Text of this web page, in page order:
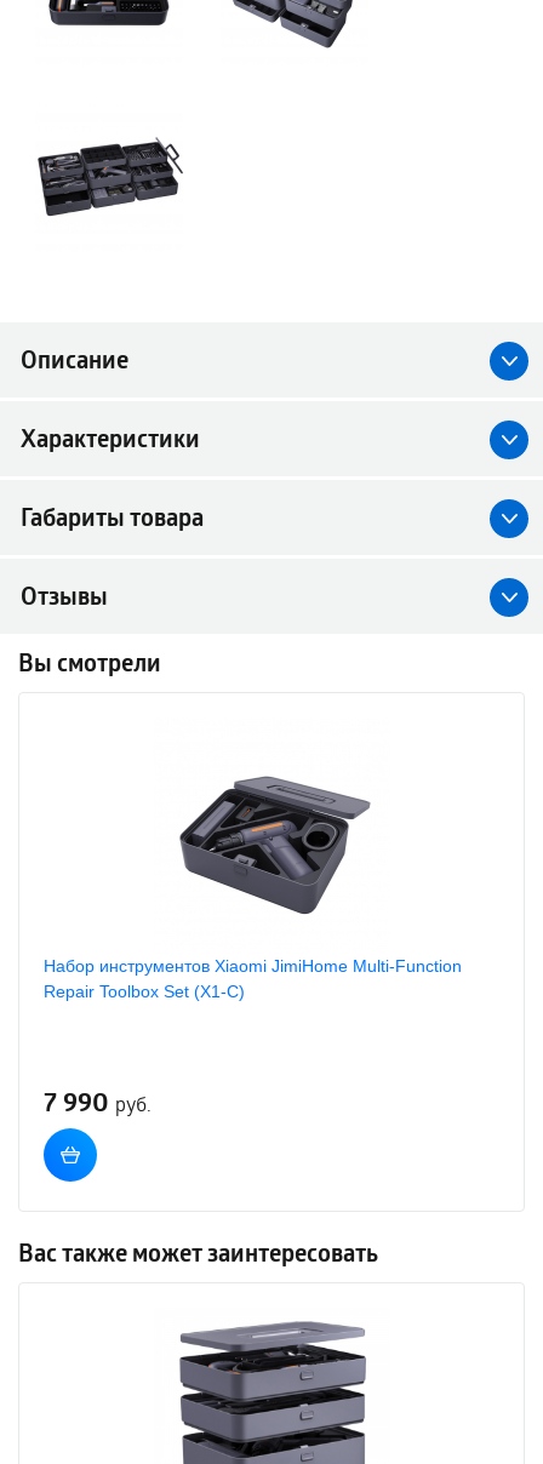
Описание
Характеристики
Габариты товара
Отзывы
Вы смотрели
Набор инструментов Xiaomi JimiHome Multi-Function
Repair Toolbox Set (X1-C)
7 990 руб.
Вас также может заинтересовать